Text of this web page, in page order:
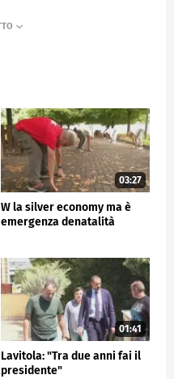
03:27
W la silver economy ma è
emergenza denatalità
01:41
Lavitola: "Tra due anni fai il
presidente"